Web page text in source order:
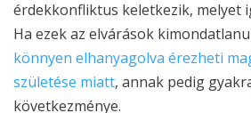
érdekkonfliktus keletkezik, melyet
Ha ezek az elvárások
könnyen elhanyagolva érezheti
születése miatt, annak pedig
következménye.